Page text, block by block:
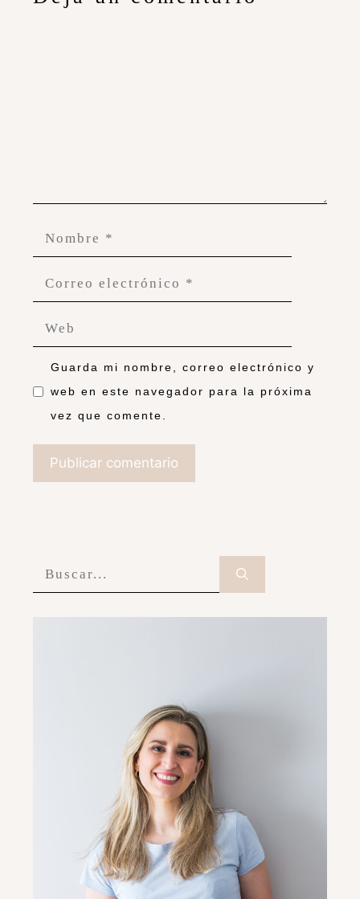
Guarda mi nombre, correo electrónico y
web en este navegador para la próxima
vez que comente.